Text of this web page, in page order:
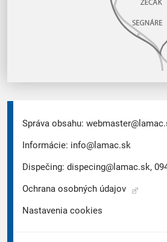
Správa obsahu:
Informácie: info@lamac.sk
Dispečing: dispecing@lamac.sk,
Ochrana osobných údajov
Nastavenia cookies